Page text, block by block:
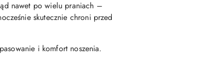
nawet po wielu praniach –
skutecznie chroni przed
i komfort noszenia.